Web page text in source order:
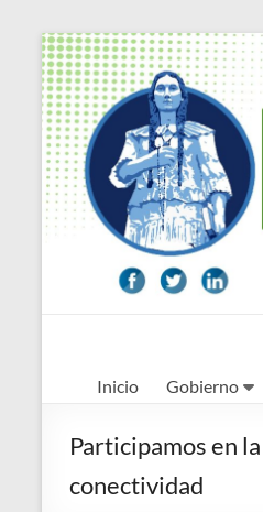
Saltar
al
contenido
Ciudadana
de
Nobol
Inicio Gobierno
Participamos en
conectividad